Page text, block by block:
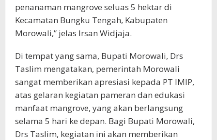
penanaman mangrove seluas 5 hektar di
Kecamatan Bungku Tengah, Kabupaten
Morowali,” jelas Irsan Widjaja.
Di tempat yang sama, Bupati Morowali, Drs
Taslim mengatakan, pemerintah Morowali
sangat memberikan apresiasi kepada PT IMIP,
atas gelaran kegiatan pameran dan edukasi
manfaat mangrove, yang akan berlangsung
selama 5 hari ke depan. Bagi Bupati Morowali,
Drs Taslim, kegiatan ini akan memberikan